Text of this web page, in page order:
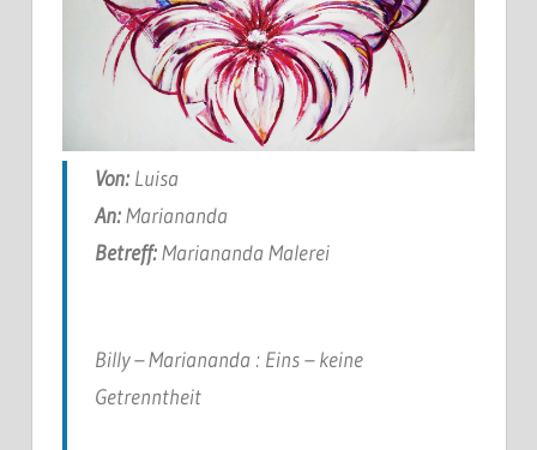
Von:Luisa
An:Mariananda
Betreff:Mariananda Malerei
Billy – Mariananda : Eins – keine
Getrenntheit